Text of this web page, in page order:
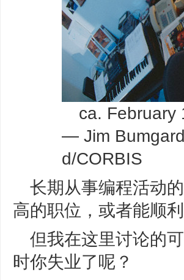
ca. February
— Jim
d/CORBIS
长期从事编程活动
高的职位，或者能顺利
但我在这里讨论的
时你失业了呢？